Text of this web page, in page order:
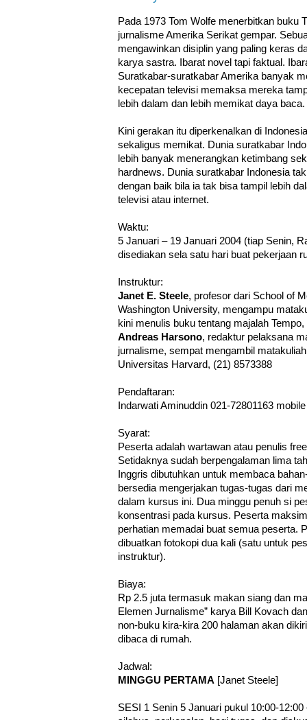
Pada 1973 Tom Wolfe menerbitkan buku
jurnalisme Amerika Serikat gempar.
mengawinkan disiplin yang paling keras
karya sastra. Ibarat novel tapi faktual.
Suratkabar-suratkabar Amerika banyak
kecepatan televisi memaksa mereka
lebih dalam dan lebih memikat daya baca.
Kini gerakan itu diperkenalkan di
sekaligus memikat. Dunia suratkabar
lebih banyak menerangkan ketimbang
hardnews. Dunia suratkabar Indonesia
dengan baik bila ia tak bisa tampil lebih
televisi atau internet.
Waktu:
5 Januari – 19 Januari 2004 (tiap Senin,
disediakan sela satu hari buat pekerjaan
Instruktur:
Janet E. Steele, profesor dari School of
Washington University, mengampu
kini menulis buku tentang majalah
Andreas Harsono, redaktur pelaksana
jurnalisme, sempat mengambil
Universitas Harvard, (21) 8573388
Pendaftaran:
Indarwati Aminuddin 021-72801163
Syarat:
Peserta adalah wartawan atau penulis
Setidaknya sudah berpengalaman lima
Inggris dibutuhkan untuk membaca
bersedia mengerjakan tugas-tugas dari
dalam kursus ini. Dua minggu penuh si
konsentrasi pada kursus. Peserta
perhatian memadai buat semua peserta.
dibuatkan fotokopi dua kali (satu untuk
instruktur).
Biaya:
Rp 2.5 juta termasuk makan siang dan
Elemen Jurnalisme” karya Bill Kovach
non-buku kira-kira 200 halaman akan
dibaca di rumah.
Jadwal:
MINGGU PERTAMA [Janet Steele]
SESI 1 Senin 5 Januari pukul 10:00-